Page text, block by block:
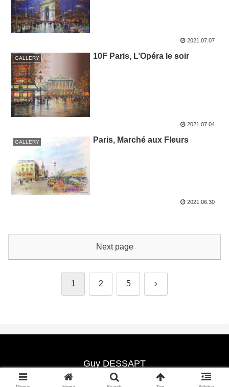
2021.07.07
GALLERY 10F Paris, L’Opéra le soir
2021.07.04
GALLERY Paris, Marché aux Fleurs
2021.06.30
Next page
1 2 5 Next
Guy DESSAPT
Copyright © 2021-2026 Guy DESSAPT All Rights Reserved.